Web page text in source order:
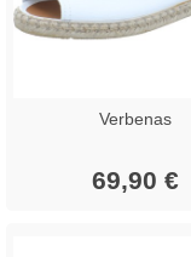
Verbenas
69,90 €